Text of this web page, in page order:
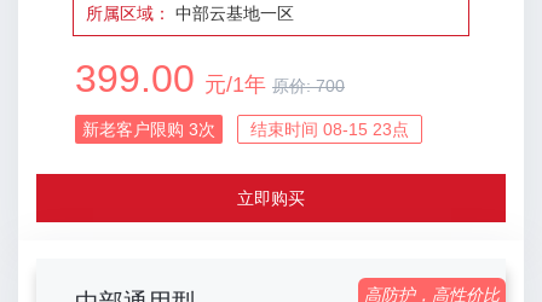
所属区域： 中部云基地一区
399.00 元/1年 原价:700
新老客户限购 3次 结束时间 08-15 23点
立即购买
高防护，高性价比